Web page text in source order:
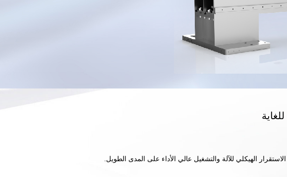
الهيكلي للآلة والتشغيل عالي الأداء على المدى الطويل.